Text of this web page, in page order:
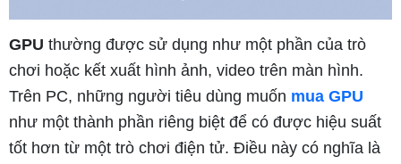
GPU thường được sử dụng như một phần của trò
chơi hoặc kết xuất hình ảnh, video trên màn hình.
Trên PC, những người tiêu dùng muốn mua GPU
như một thành phần riêng biệt để có được hiệu suất
tốt hơn từ một trò chơi điện tử. Điều này có nghĩa là